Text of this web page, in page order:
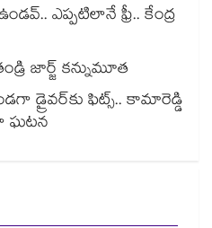
ఎప్పటిలానే ఫ్రీ.. కేంద్ర
జార్జ్ కన్నుమూత
డ్రైవర్‌కు ఫిట్స్.. కామారెడ్డి
ఘటన